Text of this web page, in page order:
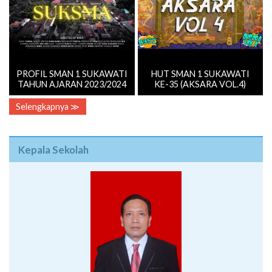
PROFIL SMAN 1 SUKAWATI
TAHUN AJARAN 2023/2024
HUT SMAN 1 SUKAWATI
KE-35 (AKSARA VOL.4)
Selengkapnya ≫
Kepala Sekolah